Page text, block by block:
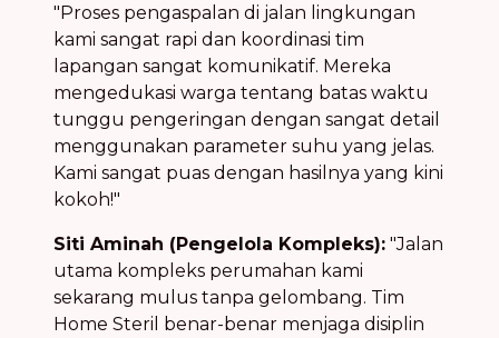
"Proses pengaspalan di jalan lingkungan
kami sangat rapi dan koordinasi tim
lapangan sangat komunikatif. Mereka
mengedukasi warga tentang batas waktu
tunggu pengeringan dengan sangat detail
menggunakan parameter suhu yang jelas.
Kami sangat puas dengan hasilnya yang kini
kokoh!"
Siti Aminah (Pengelola Kompleks): "Jalan
utama kompleks perumahan kami
sekarang mulus tanpa gelombang. Tim
Home Steril benar-benar menjaga disiplin